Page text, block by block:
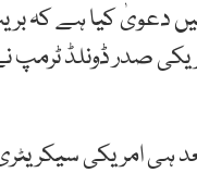
دعویٰ کیا ہے کہ
صدر ڈونلڈ ٹرمپ
امریکی